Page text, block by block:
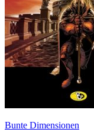
Bunte Dimensionen